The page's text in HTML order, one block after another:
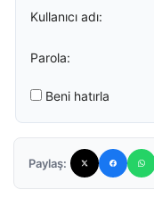
Kullanıcı adı:
Parola:
Beni hatırla
Paylaş: